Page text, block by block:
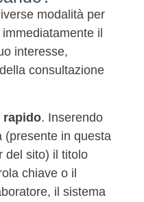
modalità per
il
interesse,
consultazione
rapido. Inserendo
(presente in questa
del sito) il titolo
chiave o il
il sistema